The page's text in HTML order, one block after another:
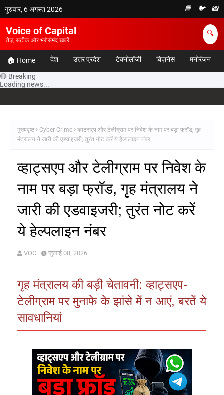
गुरुवार, 6 अगस्त 2026 📘 🐦 📸
Voice of Capital
तेज़, सटीक और भरोसेमंद खबरें
🔍
🏠 Home देश उत्तर प्रदेश टेक्नोलॉजी बिज़नेस मनोरंजन
🔴 Breaking
Loading news...
मुख्यपृष्ठ Cyber Crime
व्हाट्सएप और टेलीग्राम पर निवेश के नाम पर बड़ा फ्रॉड, गृह
मंत्रालय ने जारी की एडवाइजरी; तुरंत नोट करें ये हेल्पलाइन नंबर
व्हाट्सएप और टेलीग्राम पर निवेश के
नाम पर बड़ा फ्रॉड, गृह मंत्रालय ने
जारी की एडवाइजरी; तुरंत नोट करें
ये हेल्पलाइन नंबर
VOC जुलाई 08, 2026
गृह मंत्रालय की बड़ी चेतावनी: व्हाट्सएप-
टेलीग्राम पर मुनाफे के झांसे में न आएं, बरतें ये
सावधानियां